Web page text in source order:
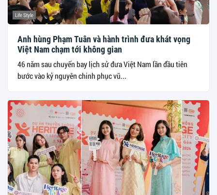
Life Style
Anh hùng Phạm Tuân và hành trình đưa khát vọng
Việt Nam chạm tới không gian
46 năm sau chuyến bay lịch sử đưa Việt Nam lần đầu tiên
bước vào kỷ nguyên chinh phục vũ...